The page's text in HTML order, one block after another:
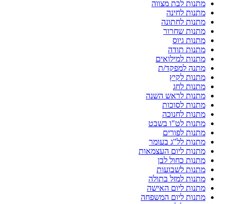
מתנות לבת מצווה
מתנות לחינה
מתנות לחתונה
מתנות שחרור
מתנות גיוס
מתנות תודה
מתנות למילואים
מתנה למפקד/ת
מתנות לקיץ
מתנות לחג
מתנות לראש השנה
מתנות לסוכות
מתנות לחנוכה
מתנות לט"ו בשבט
מתנות לפורים
מתנות לל"ג בעומר
מתנות ליום העצמאות
מתנות כחול לבן
מתנות לשבועות
מתנות למזל בתולה
מתנות ליום האישה
מתנות ליום המשפחה